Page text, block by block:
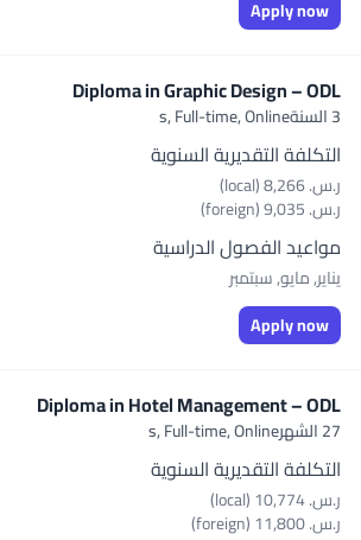
Apply now
Diploma in Graphic Design – ODL
3 السنةs, Full-time, Online
التكلفة التقديرية السنوية
ر.س.‏ 8,266 (local)
ر.س.‏ 9,035 (foreign)
مواعيد الفصول الدراسية
يناير, مايو, سبتمبر
Apply now
Diploma in Hotel Management – ODL
27 الشهرs, Full-time, Online
التكلفة التقديرية السنوية
ر.س.‏ 10,774 (local)
ر.س.‏ 11,800 (foreign)